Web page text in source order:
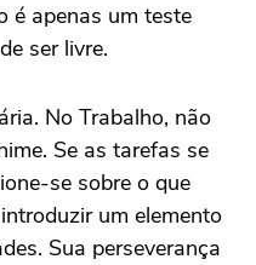
é apenas um teste
ser livre.
No Trabalho, não
Se as tarefas se
se sobre o que
um elemento
Sua perseverança